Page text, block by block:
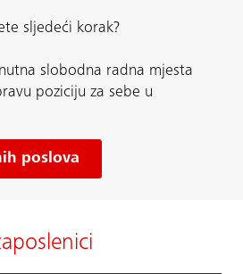
sljedeći korak?
slobodna radna mjesta
poziciju za sebe u
poslova